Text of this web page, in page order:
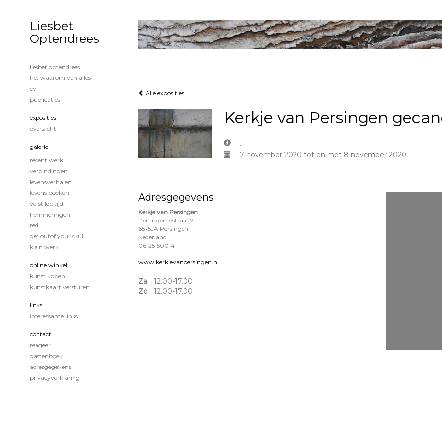
Alle exposities
Kerkje van Persingen
..
7 november 2020 tot en met 8 november 2020
Adresgegevens
Kerkje van Persingen
Persingensestraat 7
6575JA Persingen
Nederland
06-25150014
www.kerkjevanpersingen.nl
Za
12.00-17.00
Zo
12.00-17.00
Liesbet
Optendrees
liesbet optendrees
het waarom van alles
cv
publicaties
exposities
overzicht
galerie
recent werk
verbindingen
levensverhalen
levens boeken
verstilde tijd
herinneringen
red
get outof your skull
klein werk
online winkel
kunst kopen
kunstkaart versturen
links
interessante links
contact
reageer
gastenboek
adresgegevens
privacyverklaring